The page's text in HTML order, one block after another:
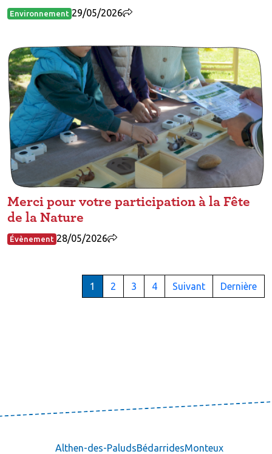
Environnement 29/05/2026
Merci pour votre participation à la Fête
de la Nature
Évènement 28/05/2026
1
(current)
2 3 4 Suivant Dernière
Althen-des-PaludsBédarridesMonteux